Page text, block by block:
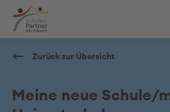
Zurück zur Übersicht
Meine neue Schule/